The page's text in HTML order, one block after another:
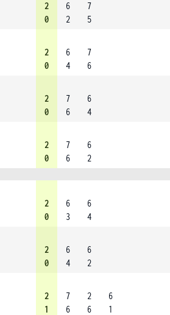
2
0
6
2
7
5
2
0
6
4
7
6
2
0
7
6
6
4
2
0
7
6
6
2
2
0
6
3
6
4
2
0
6
4
6
2
2
1
7
6
2
6
6
1